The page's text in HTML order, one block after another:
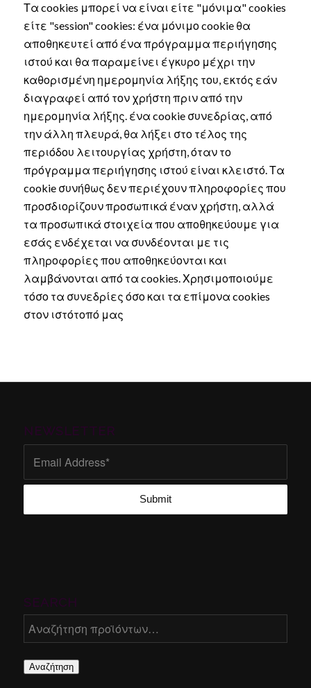
Τα cookies μπορεί να είναι είτε "μόνιμα" cookies
είτε "session" cookies: ένα μόνιμο cookie θα
αποθηκευτεί από ένα πρόγραμμα περιήγησης
ιστού και θα παραμείνει έγκυρο μέχρι την
καθορισμένη ημερομηνία λήξης του, εκτός εάν
διαγραφεί από τον χρήστη πριν από την
ημερομηνία λήξης. ένα cookie συνεδρίας, από
την άλλη πλευρά, θα λήξει στο τέλος της
περιόδου λειτουργίας χρήστη, όταν το
πρόγραμμα περιήγησης ιστού είναι κλειστό. Τα
cookie συνήθως δεν περιέχουν πληροφορίες που
προσδιορίζουν προσωπικά έναν χρήστη, αλλά
τα προσωπικά στοιχεία που αποθηκεύουμε για
εσάς ενδέχεται να συνδέονται με τις
πληροφορίες που αποθηκεύονται και
λαμβάνονται από τα cookies. Χρησιμοποιούμε
τόσο τα συνεδρίες όσο και τα επίμονα cookies
στον ιστότοπό μας
Αναζήτηση